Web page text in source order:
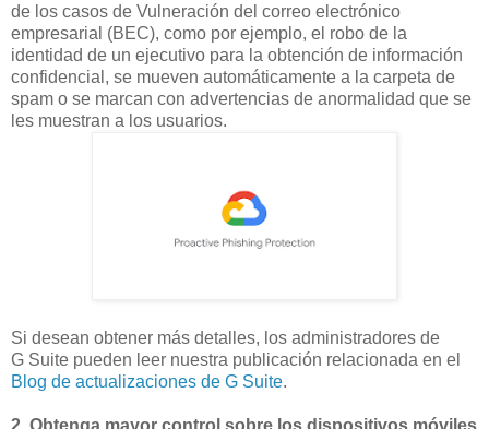
de los casos de Vulneración del correo electrónico
empresarial (BEC), como por ejemplo, el robo de la
identidad de un ejecutivo para la obtención de información
confidencial, se mueven automáticamente a la carpeta de
spam o se marcan con advertencias de anormalidad que se
les muestran a los usuarios.
Si desean obtener más detalles, los administradores de
G Suite pueden leer nuestra publicación relacionada en el
Blog de actualizaciones de G Suite.
2. Obtenga mayor control sobre los dispositivos móviles